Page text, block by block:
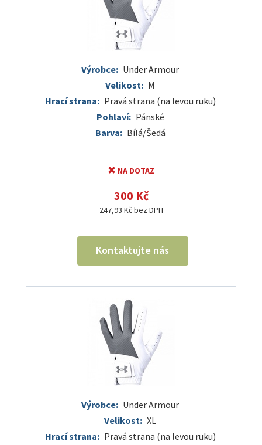
Výrobce: Under Armour
Velikost: M
Hrací strana: Pravá strana (na levou ruku)
Pohlaví: Pánské
Barva: Bílá/Šedá
NA DOTAZ
300 Kč
247,93 Kč bez DPH
Kontaktujte nás
Výrobce: Under Armour
Velikost: XL
Hrací strana: Pravá strana (na levou ruku)